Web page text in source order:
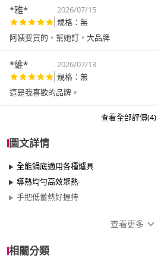
*雅* 2026/07/15
規格：無
阿姨要買的，幫她訂，大品牌
*維* 2026/07/13
規格：無
這是我喜歡的品牌。
查看全部評價(4)
圖文詳情
全能鍋底適用各種爐具
導熱均勻高效聚熱
手把低蓄熱好握持
查看更多
相關分類